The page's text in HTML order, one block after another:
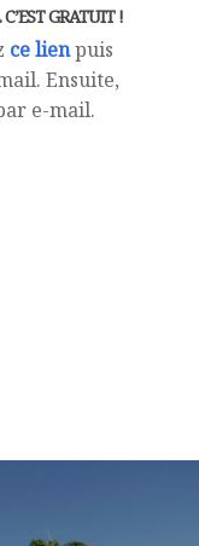
GRATUIT !
ce lienpuis
Ensuite,
e-mail.